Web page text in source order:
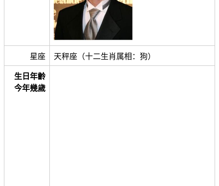
星座 天秤座（十二生肖属相：狗）
生日年齡
今年幾歲